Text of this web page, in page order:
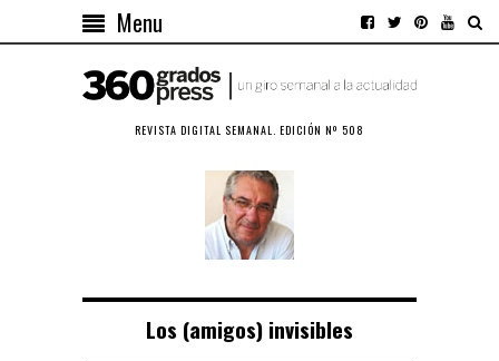
Menu
REVISTA DIGITAL SEMANAL. EDICIÓN Nº 508
Los (amigos) invisibles